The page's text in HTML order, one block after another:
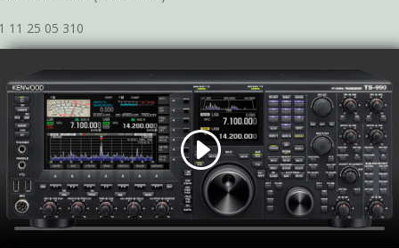
11 25 05 310
info@duken.rs
info@kenwood.rs